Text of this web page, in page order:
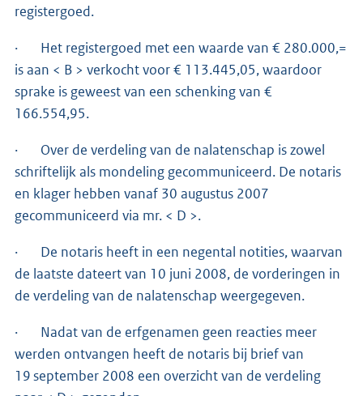
registergoed.
· Het registergoed met een waarde van € 280.000,=
is aan < B > verkocht voor € 113.445,05, waardoor
sprake is geweest van een schenking van €
166.554,95.
· Over de verdeling van de nalatenschap is zowel
schriftelijk als mondeling gecommuniceerd. De notaris
en klager hebben vanaf 30 augustus 2007
gecommuniceerd via mr. < D >.
· De notaris heeft in een negental notities, waarvan
de laatste dateert van 10 juni 2008, de vorderingen in
de verdeling van de nalatenschap weergegeven.
· Nadat van de erfgenamen geen reacties meer
werden ontvangen heeft de notaris bij brief van
19 september 2008 een overzicht van de verdeling